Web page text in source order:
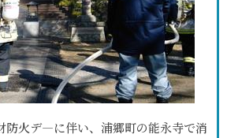
防火デ―に伴い、浦郷町の能永寺で消